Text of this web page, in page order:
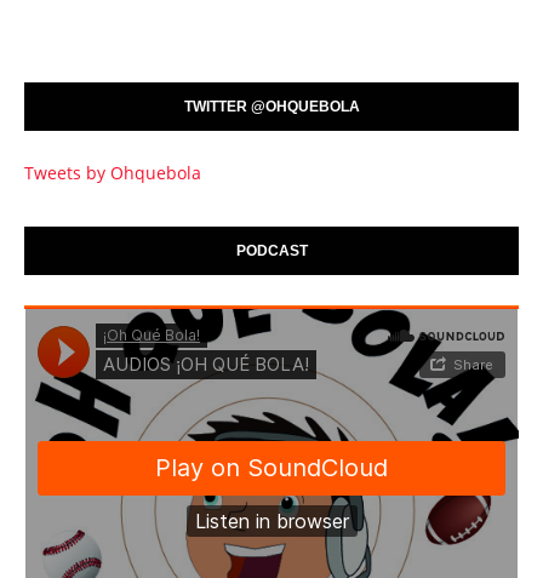
TWITTER @OHQUEBOLA
Tweets by Ohquebola
PODCAST